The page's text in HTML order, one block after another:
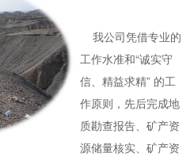
我公司凭借专业的
工作水准和“诚实守
信、精益求精” 的工
作原则，先后完成地
质勘查报告、矿产资
源储量核实、矿产资